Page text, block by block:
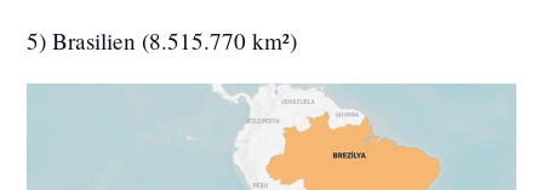
5) Brasilien (8.515.770 km²)